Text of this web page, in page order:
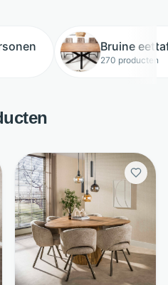
Bruine
270 producten